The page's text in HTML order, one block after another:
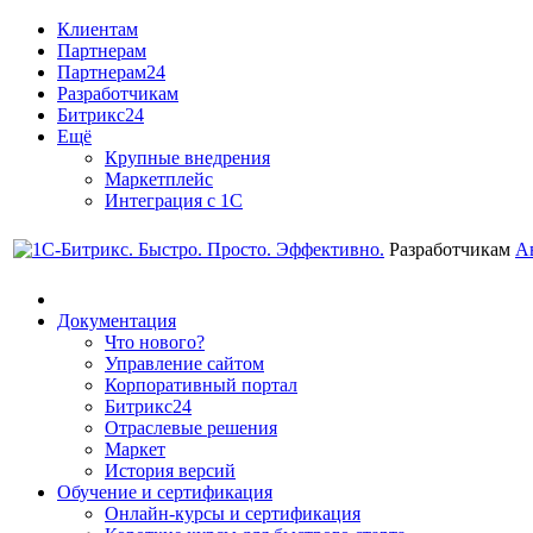
Клиентам
Партнерам
Партнерам24
Разработчикам
Битрикс24
Ещё
Крупные внедрения
Маркетплейс
Интеграция с 1С
Разработчикам
Документация
Что нового?
Управление сайтом
Корпоративный портал
Битрикс24
Отраслевые решения
Маркет
История версий
Обучение и сертификация
Онлайн-курсы и сертификация